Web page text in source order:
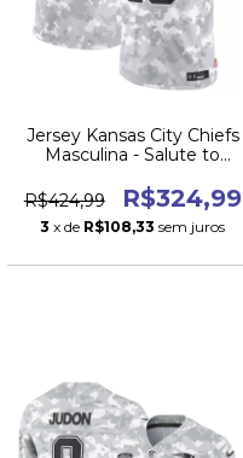
Jersey Kansas City Chiefs
Masculina - Salute to
R$424,99
R$324,99
3 x de R$108,33 sem juros